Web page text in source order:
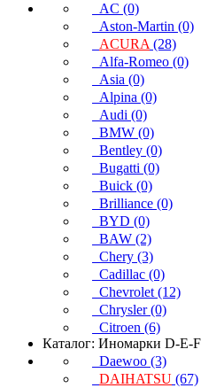
AC (0)
Aston-Martin (0)
ACURA (28)
Alfa-Romeo (0)
Asia (0)
Alpina (0)
Audi (0)
BMW (0)
Bentley (0)
Bugatti (0)
Buick (0)
Brilliance (0)
BYD (0)
BAW (2)
Chery (3)
Cadillac (0)
Chevrolet (12)
Chrysler (0)
Citroen (6)
Каталог: Иномарки D-E-F
Daewoo (3)
DAIHATSU (67)